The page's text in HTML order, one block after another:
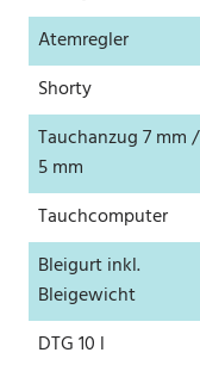
Atemregler
Shorty
Tauchanzug 7 mm /
5 mm
Tauchcomputer
Bleigurt inkl.
Bleigewicht
DTG 10 l